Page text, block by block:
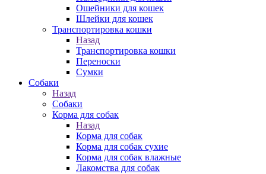
Ошейники для кошек
Шлейки для кошек
Транспортировка кошки
Назад
Транспортировка кошки
Переноски
Сумки
Собаки
Назад
Собаки
Корма для собак
Назад
Корма для собак
Корма для собак сухие
Корма для собак влажные
Лакомства для собак